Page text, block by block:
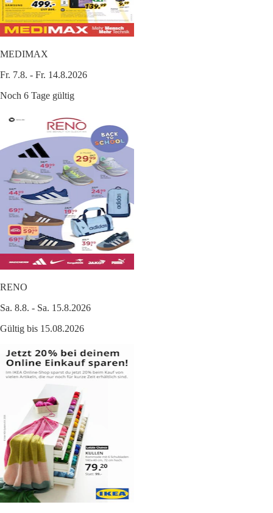
MEDIMAX
Fr. 7.8. - Fr. 14.8.2026
Noch 6 Tage gültig
RENO
Sa. 8.8. - Sa. 15.8.2026
Gültig bis 15.08.2026